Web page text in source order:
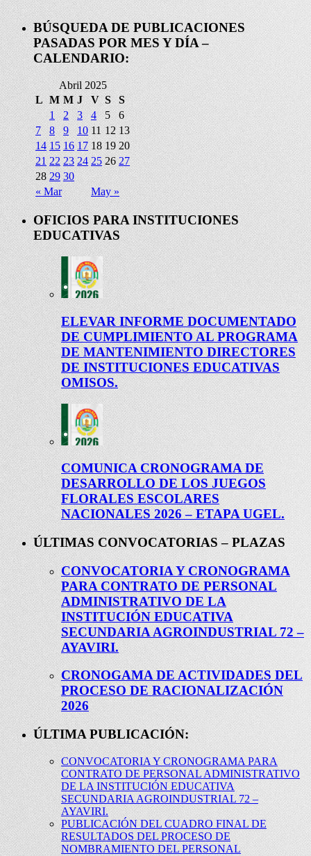
BÚSQUEDA DE PUBLICACIONES
PASADAS POR MES Y DÍA –
CALENDARIO:
Abril 2025
L M M J V S S
« Mar May »
1 2 3 4 5
6
7
8 9 10 11 12 13
14 15 16 17 18 19 20
21 22 23 24 25 26 27
28 29 30
OFICIOS PARA INSTITUCIONES
EDUCATIVAS
ELEVAR INFORME DOCUMENTADO
DE CUMPLIMIENTO AL PROGRAMA
DE MANTENIMIENTO DIRECTORES
DE INSTITUCIONES EDUCATIVAS
OMISOS.
COMUNICA CRONOGRAMA DE
DESARROLLO DE LOS JUEGOS
FLORALES ESCOLARES
NACIONALES 2026 – ETAPA UGEL.
ÚLTIMAS CONVOCATORIAS – PLAZAS
CONVOCATORIA Y CRONOGRAMA
PARA CONTRATO DE PERSONAL
ADMINISTRATIVO DE LA
INSTITUCIÓN EDUCATIVA
SECUNDARIA AGROINDUSTRIAL 72 –
AYAVIRI.
CRONOGAMA DE ACTIVIDADES DEL
PROCESO DE RACIONALIZACIÓN
2026
ÚLTIMA PUBLICACIÓN:
CONVOCATORIA Y CRONOGRAMA PARA
CONTRATO DE PERSONAL ADMINISTRATIVO
DE LA INSTITUCIÓN EDUCATIVA
SECUNDARIA AGROINDUSTRIAL 72 –
AYAVIRI.
PUBLICACIÓN DEL CUADRO FINAL DE
RESULTADOS DEL PROCESO DE
NOMBRAMIENTO DEL PERSONAL